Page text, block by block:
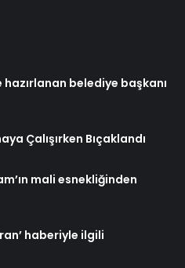
hazırlanan belediye başkanı
Çalışırken Bıçaklandı
mali esnekliğinden
haberiyle ilgili